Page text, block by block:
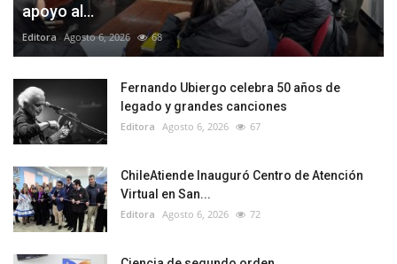
apoyo al...
Editora Agosto 6, 2026 68
Fernando Ubiergo celebra 50 años de
legado y grandes canciones
Editora Agosto 6, 2026 67
ChileAtiende Inauguró Centro de Atención
Virtual en San...
Editora Agosto 6, 2026 72